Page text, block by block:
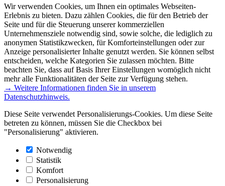
Wir verwenden Cookies, um Ihnen ein optimales Webseiten-
Erlebnis zu bieten. Dazu zählen Cookies, die für den Betrieb der
Seite und für die Steuerung unserer kommerziellen
Unternehmensziele notwendig sind, sowie solche, die lediglich zu
anonymen Statistikzwecken, für Komforteinstellungen oder zur
Anzeige personalisierter Inhalte genutzt werden. Sie können selbst
entscheiden, welche Kategorien Sie zulassen möchten. Bitte
beachten Sie, dass auf Basis Ihrer Einstellungen womöglich nicht
mehr alle Funktionalitäten der Seite zur Verfügung stehen.
→ Weitere Informationen finden Sie in unserem
Datenschutzhinweis.
Diese Seite verwendet Personalisierungs-Cookies. Um diese Seite
betreten zu können, müssen Sie die Checkbox bei
"Personalisierung" aktivieren.
Notwendig
Statistik
Komfort
Personalisierung